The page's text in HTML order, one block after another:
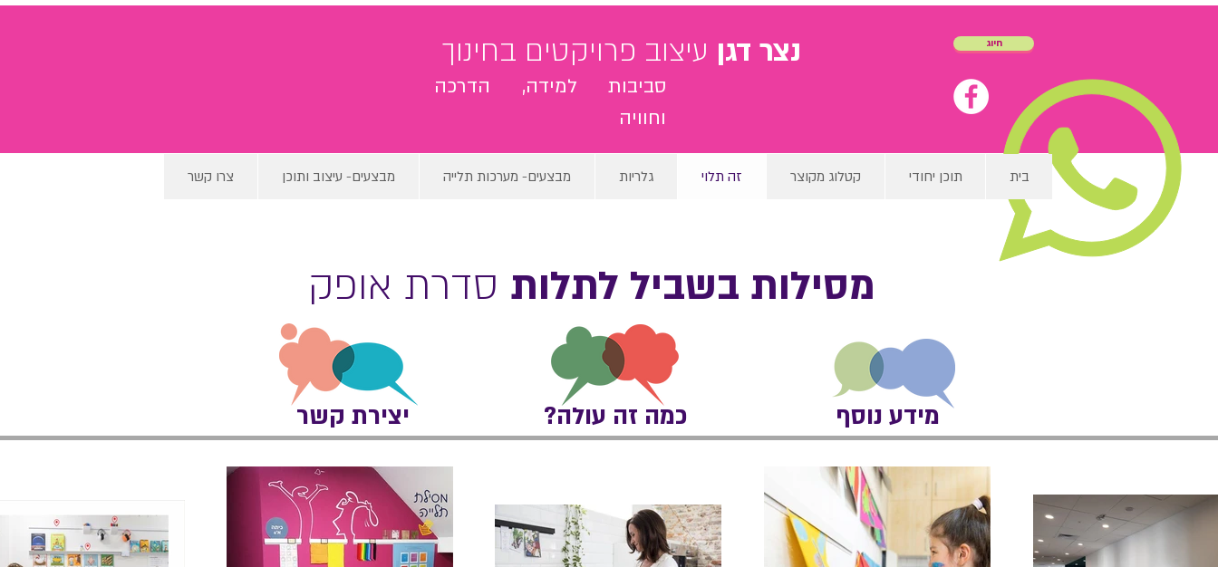
סביבות למידה, הדרכה
וחוויה
נצר דגן עיצוב פרויקטים בחינוך חיוג
צרו קשר מבצעים- עיצוב ותוכן מבצעים- מערכות תלייה גלריות זה תלוי קטלוג מקוצר תוכן יחודי בית
מסילות בשביל לתלות סדרת אופק
יצירת קשר כמה זה עולה? מידע נוסף